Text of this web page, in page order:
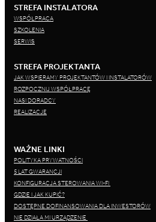
STREFA INSTALATORA
WSPÓŁPRACA
SZKOLENIA
SERWIS
STREFA PROJEKTANTA
JAK WSPIERAMY PROJEKTANTÓW I INSTALATORÓW
ROZPOCZNIJ WSPÓŁPRACĘ
NASI DORADCY
REALIZACJE
WAŻNE LINKI
POLITYKA PRYWATNOŚCI
5 LAT GWARANCJI
KONFIGURACJA STEROWANIA WI-FI
GDZIE I JAK KUPIĆ?
DOSTĘPNE DOFINANSOWANIA DLA INWESTORÓW
NIE DZIAŁA MI URZĄDZENIE